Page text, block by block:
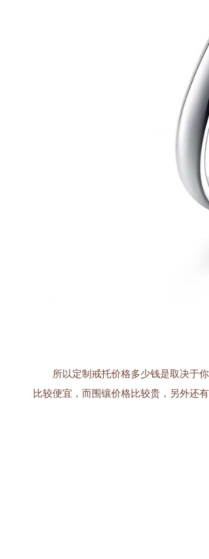
所以定制戒托价格多少钱是取决于你
比较便宜，而围镶价格比较贵，另外还有